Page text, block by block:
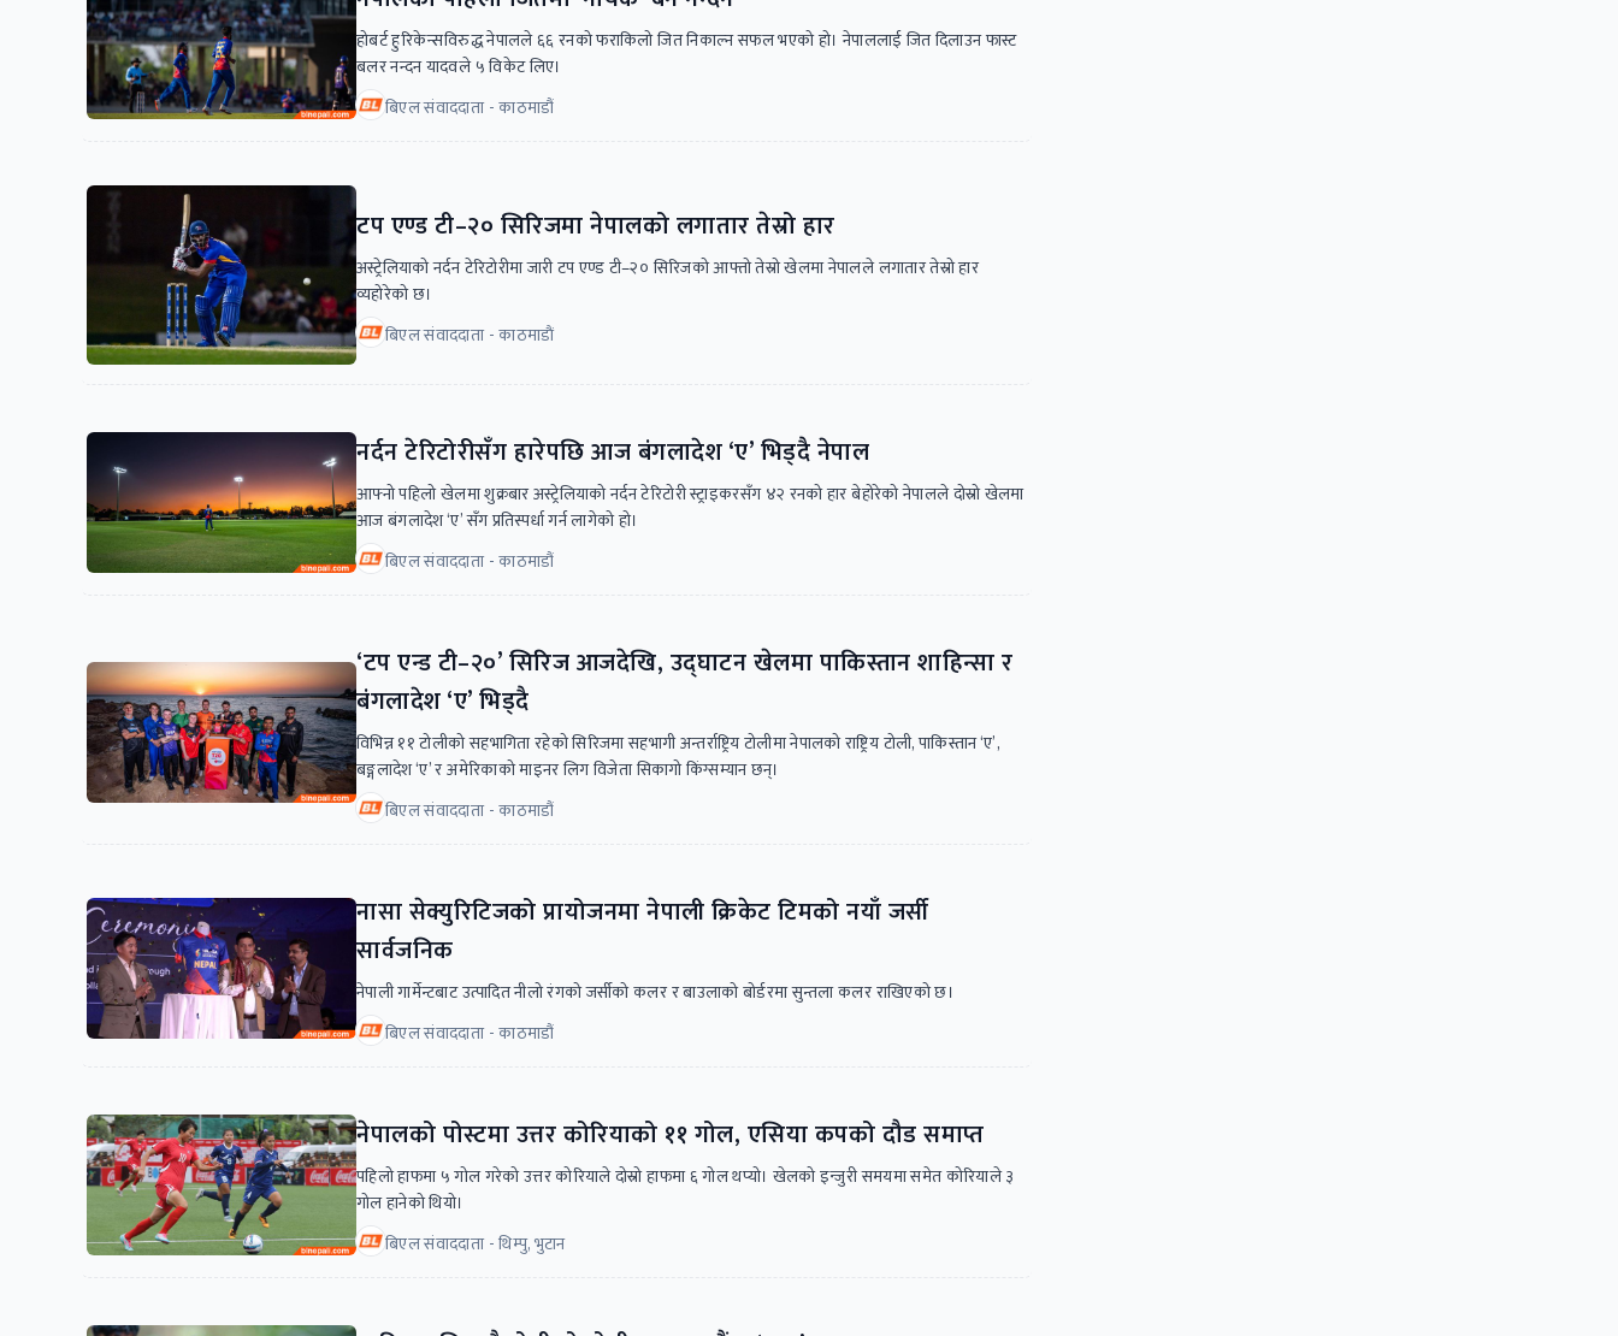
होबर्ट हुरिकेन्सविरुद्ध नेपालले ६६ रनको फराकिलो जित निकाल्न सफल भएको हो। नेपाललाई जित दिलाउन फास्ट
बलर नन्दन यादवले ५ विकेट लिए।
बिएल संवाददाता - काठमाडौं
टप एण्ड टी–२० सिरिजमा नेपालको लगातार तेस्रो हार
अस्ट्रेलियाको नर्दन टेरिटोरीमा जारी टप एण्ड टी–२० सिरिजको आफ्तो तेस्रो खेलमा नेपालले लगातार तेस्रो हार
व्यहोरेको छ।
बिएल संवाददाता - काठमाडाैं
नर्दन टेरिटोरीसँग हारेपछि आज बंगलादेश ‘ए’ भिड्दै नेपाल
आफ्नो पहिलो खेलमा शुक्रबार अस्ट्रेलियाको नर्दन टेरिटोरी स्ट्राइकरसँग ४२ रनको हार बेहोरेको नेपालले दोस्रो खेलमा
आज बंगलादेश ‘ए’ सँग प्रतिस्पर्धा गर्न लागेको हो।
बिएल संवाददाता - काठमाडौं
‘टप एन्ड टी–२०’ सिरिज आजदेखि, उद्घाटन खेलमा पाकिस्तान शाहिन्सा र
बंगलादेश ‘ए’ भिड्दै
विभिन्न ११ टोलीको सहभागिता रहेको सिरिजमा सहभागी अन्तर्राष्ट्रिय टोलीमा नेपालको राष्ट्रिय टोली, पाकिस्तान ‘ए’,
बङ्गलादेश ‘ए’ र अमेरिकाको माइनर लिग विजेता सिकागो किंग्सम्यान छन्।
बिएल संवाददाता - काठमाडौं
नासा सेक्युरिटिजको प्रायोजनमा नेपाली क्रिकेट टिमको नयाँ जर्सी
सार्वजनिक
नेपाली गार्मेन्टबाट उत्पादित नीलो रंगको जर्सीको कलर र बाउलाको बोर्डरमा सुन्तला कलर राखिएको छ।
बिएल संवाददाता - काठमाडौं
नेपालको पोस्टमा उत्तर कोरियाको ११ गोल, एसिया कपको दौड समाप्त
पहिलो हाफमा ५ गोल गरेको उत्तर कोरियाले दोस्रो हाफमा ६ गोल थप्यो। खेलको इन्जुरी समयमा समेत कोरियाले ३
गोल हानेको थियो।
बिएल संवाददाता - थिम्पु, भुटान